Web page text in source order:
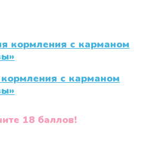
с карманом
18 баллов!